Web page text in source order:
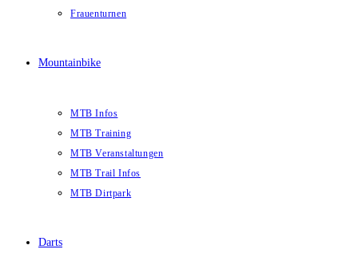
Frauenturnen
Mountainbike
MTB Infos
MTB Training
MTB Veranstaltungen
MTB Trail Infos
MTB Dirtpark
Darts